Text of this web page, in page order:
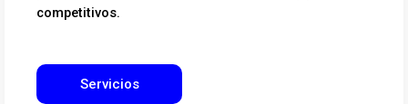
competitivos.
Servicios